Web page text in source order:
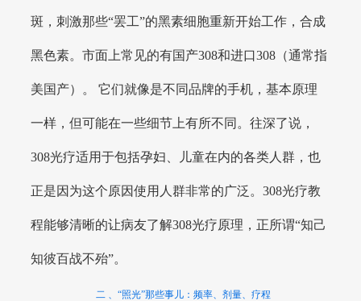
斑，刺激那些“罢工”的黑素细胞重新开始工作，合成
黑色素。市面上常见的有国产308和进口308（通常指
美国产）。 它们就像是不同品牌的手机，基本原理
一样，但可能在一些细节上有所不同。往深了说，
308光疗适用于包括孕妇、儿童在内的各类人群，也
正是因为这个原因使用人群非常的广泛。308光疗教
程能够清晰的让病友了解308光疗原理，正所谓“知己
知彼百战不殆”。
二 、“照光”那些事儿：频率、剂量、疗程